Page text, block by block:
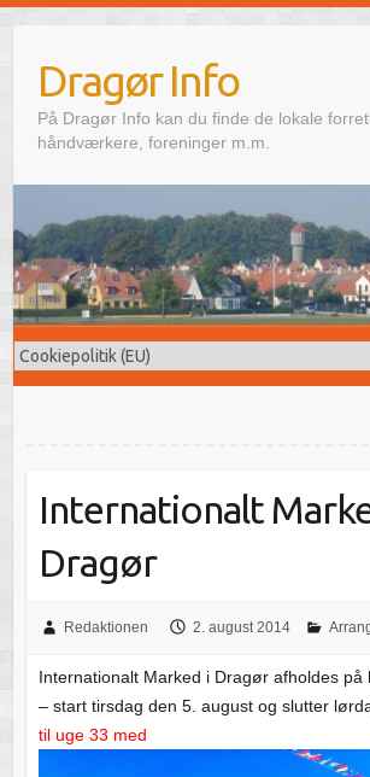
Dragør Info
På Dragør Info kan du finde de lokale
håndværkere, foreninger m.m.
Internationalt
Dragør
Redaktionen 2. august 2014
Internationalt Marked i Dragør afholdes på
– start tirsdag den 5. august og slutter
til uge 33 med